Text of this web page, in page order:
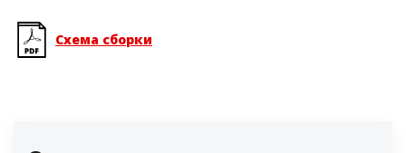
Схема сборки